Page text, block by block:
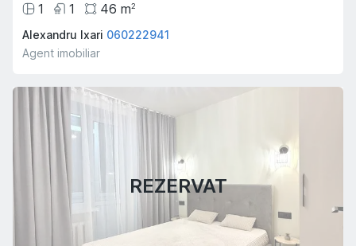
1
1 46 m2
Alexandru Ixari 060222941
Agent imobiliar
REZERVAT